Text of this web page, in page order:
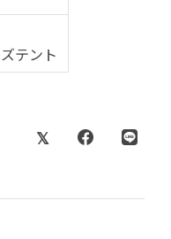
テント